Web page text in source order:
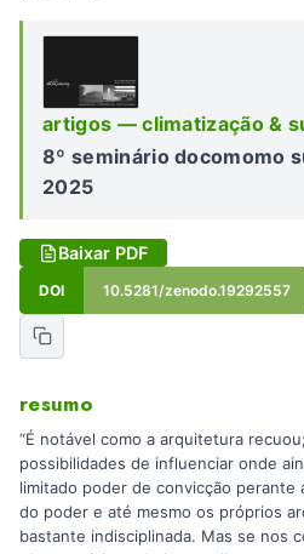
artigos — climatização &
8º seminário docomomo
2025
Baixar PDF
DOI 10.5281/zenodo.19292557
resumo
“É notável como a arquitetura
possibilidades de influenciar onde
limitado poder de convicção
do poder e até mesmo os próprios
bastante indisciplinada. Mas se nos